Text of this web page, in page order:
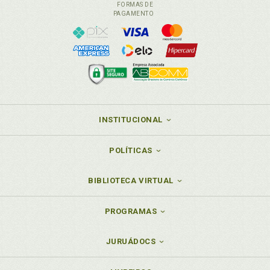
Marisa de São Thiago Rosa. Delineamento
metodológico para uma terapêutica existencialista.
Marisa de São Thiago Rosa/Milene Strelow/Miriam
Haertel/Paulo Roberto Francisco, p. 27
Marivania Cristina Bocca. Psicoterapia on-line:
existencialista contemporânea. Daniel Marcio
Pereira Melo/Marivania Cristina Bocca, p. 117
Método clínico. Uma proposta de método clínico
de método? Carolina Freire de Araújo Dhein, p. 87
psicoterapia existencialista, p. 25
Metodologia. Delineamento metodológico para uma
FORMAS DE
PAGAMENTO
INSTITUCIONAL
POLÍTICAS
BIBLIOTECA VIRTUAL
PROGRAMAS
JURUÁDOCS